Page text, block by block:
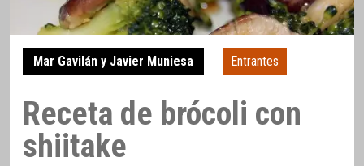
Mar Gavilán y Javier Muniesa Entrantes
Receta de brócoli con
shiitake